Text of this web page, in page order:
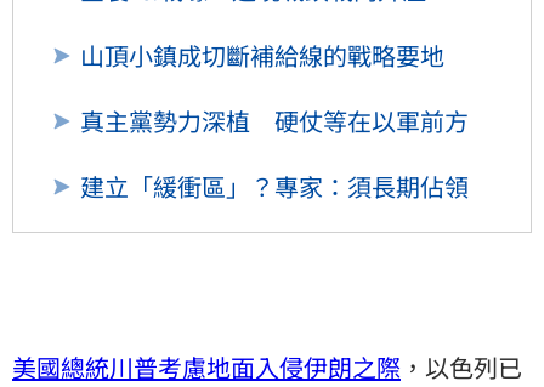
山頂小鎮成切斷補給線的戰略要地
真主黨勢力深植 硬仗等在以軍前方
建立「緩衝區」？專家：須長期佔領
美國總統川普考慮地面入侵伊朗之際 ，以色列已